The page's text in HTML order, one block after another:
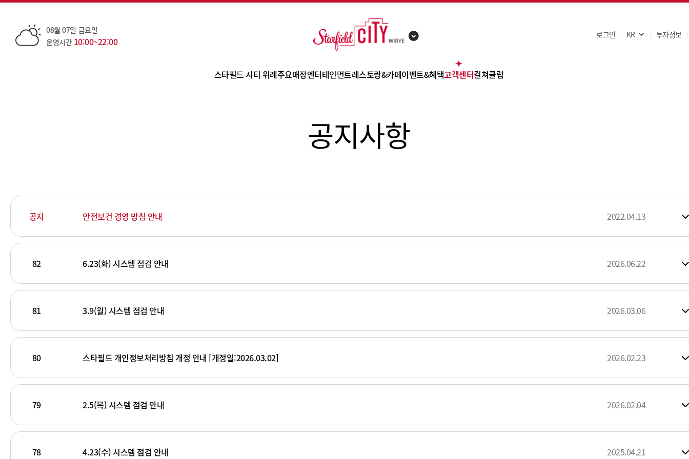
08월 07일 금요일
운영시간 10:00~22:00
스타필드 시티 위례주요매장엔터테인먼트
스타가든
CGV
레스토랑&카페
PK 키친
카페&디저트
이벤트&혜택고객센터컬쳐클럽
로그인 KR 투자정보
공지사항
공지 안전보건 경영 방침 안내 2022.04.13
82 6.23(화) 시스템 점검 안내 2026.06.22
81 3.9(월) 시스템 점검 안내 2026.03.06
80 스타필드 개인정보처리방침 개정 안내 [개정일:2026.03.02] 2026.02.23
79 2.5(목) 시스템 점검 안내 2026.02.04
78 4.23(수) 시스템 점검 안내 2025.04.21